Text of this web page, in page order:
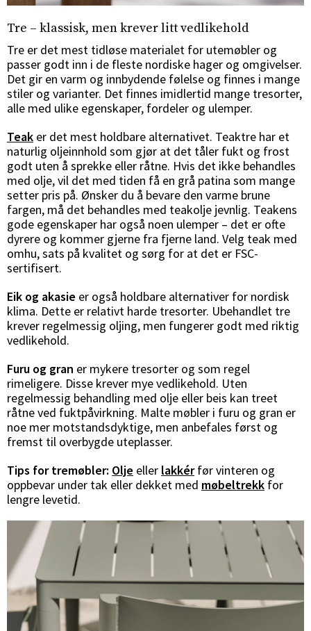
Tre – klassisk, men krever litt vedlikehold
Tre er det mest tidløse materialet for utemøbler og
passer godt inn i de fleste nordiske hager og omgivelser.
Det gir en varm og innbydende følelse og finnes i mange
stiler og varianter. Det finnes imidlertid mange tresorter,
alle med ulike egenskaper, fordeler og ulemper.
Teak er det mest holdbare alternativet. Teaktre har et
naturlig oljeinnhold som gjør at det tåler fukt og frost
godt uten å sprekke eller råtne. Hvis det ikke behandles
med olje, vil det med tiden få en grå patina som mange
setter pris på. Ønsker du å bevare den varme brune
fargen, må det behandles med teakolje jevnlig. Teakens
gode egenskaper har også noen ulemper – det er ofte
dyrere og kommer gjerne fra fjerne land. Velg teak med
omhu, sats på kvalitet og sørg for at det er FSC-
sertifisert.
Eik og akasie er også holdbare alternativer for nordisk
klima. Dette er relativt harde tresorter. Ubehandlet tre
krever regelmessig oljing, men fungerer godt med riktig
vedlikehold.
Furu og gran er mykere tresorter og som regel
rimeligere. Disse krever mye vedlikehold. Uten
regelmessig behandling med olje eller beis kan treet
råtne ved fuktpåvirkning. Malte møbler i furu og gran er
noe mer motstandsdyktige, men anbefales først og
fremst til overbygde uteplasser.
Tips for tremøbler: Olje eller lakkérfør vinteren og
oppbevar under tak eller dekket med møbeltrekk for
lengre levetid.